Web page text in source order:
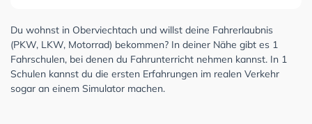
Du wohnst in Oberviechtach und willst deine Fahrerlaubnis
(PKW, LKW, Motorrad) bekommen? In deiner Nähe gibt es 1
Fahrschulen, bei denen du Fahrunterricht nehmen kannst. In 1
Schulen kannst du die ersten Erfahrungen im realen Verkehr
sogar an einem Simulator machen.